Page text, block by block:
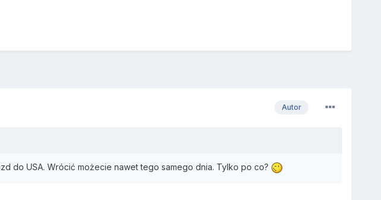
Autor
do USA. Wrócić możecie nawet tego samego dnia. Tylko po co?